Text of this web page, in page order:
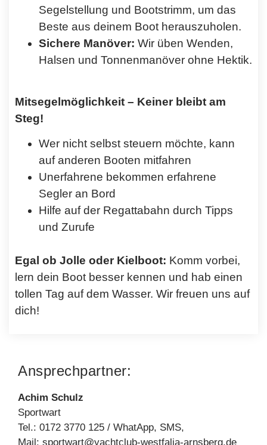
Segelstellung und Bootstrimm, um das
Beste aus deinem Boot herauszuholen.
Sichere Manöver: Wir üben Wenden,
Halsen und Tonnenmanöver ohne Hektik.
Mitsegelmöglichkeit – Keiner bleibt am
Steg!
Wer nicht selbst steuern möchte, kann
auf anderen Booten mitfahren
Unerfahrene bekommen erfahrene
Segler an Bord
Hilfe auf der Regattabahn durch Tipps
und Zurufe
Egal ob Jolle oder Kielboot: Komm vorbei,
lern dein Boot besser kennen und hab einen
tollen Tag auf dem Wasser. Wir freuen uns auf
dich!
Ansprechpartner:
Achim Schulz
Sportwart
Tel.: 0172 3770 125 / WhatApp, SMS,
Mail: sportwart@yachtclub-westfalia-arnsberg.de